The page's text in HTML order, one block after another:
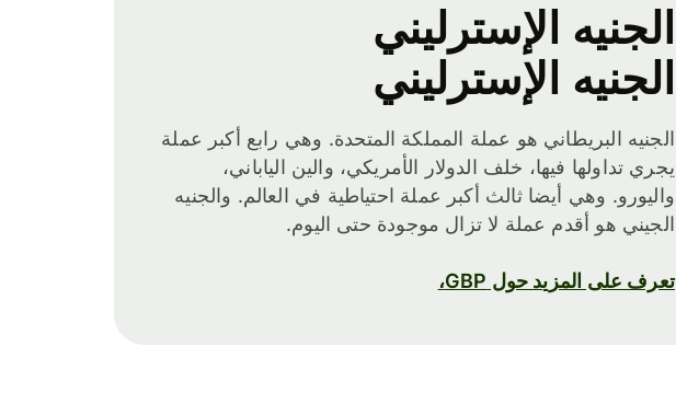
الجنيه الإسترليني
الجنيه الإسترليني
الجنيه البريطاني هو عملة المملكة المتحدة. وهي رابع أكبر عملة
يجري تداولها فيها، خلف الدولار الأمريكي، والين الياباني،
واليورو. وهي أيضا ثالث أكبر عملة احتياطية في العالم. والجنيه
الجيني هو أقدم عملة لا تزال موجودة حتى اليوم.
تعرف على المزيد حول GBP،